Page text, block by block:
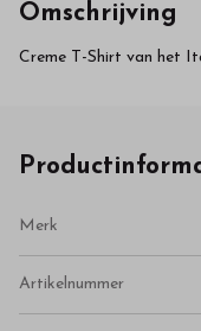
Omschrijving
Creme T-Shirt van het
Merk
Artikelnummer